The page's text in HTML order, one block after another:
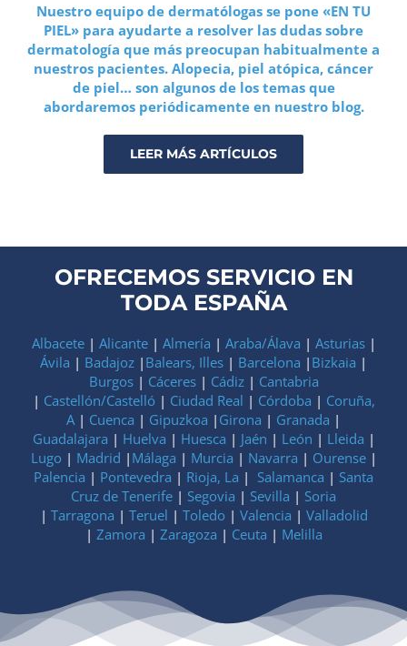
Nuestro equipo de dermatólogas se pone «EN TU
PIEL» para ayudarte a resolver las dudas sobre
dermatología que más preocupan habitualmente a
nuestros pacientes. Alopecia, piel atópica, cáncer
de piel… son algunos de los temas que
abordaremos periódicamente en nuestro blog.
LEER MÁS ARTÍCULOS
OFRECEMOS SERVICIO EN
TODA ESPAÑA
Albacete| Alicante| Almería | Araba/Álava | Asturias|
Ávila | Badajoz | Balears, Illes | Barcelona | Bizkaia |
Burgos| Cáceres| Cádiz| Cantabria
| Castellón/Castelló | Ciudad Real | Córdoba | Coruña,
A | Cuenca | Gipuzkoa | Girona | Granada |
Guadalajara | Huelva | Huesca | Jaén | León | Lleida |
Lugo | Madrid | Málaga | Murcia | Navarra | Ourense|
Palencia | Pontevedra | Rioja, La | Salamanca | Santa
Cruz de Tenerife | Segovia | Sevilla | Soria
| Tarragona | Teruel | Toledo | Valencia | Valladolid
| Zamora | Zaragoza | Ceuta | Melilla